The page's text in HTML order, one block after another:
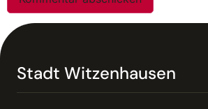
Stadt Witzenhausen